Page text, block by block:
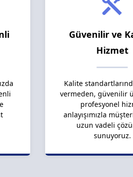
Güvenilir ve
Hizmet
Kalite
vermeden, güvenilir
profesyonel
anlayışımızla
uzun vadeli
sunuyoruz.